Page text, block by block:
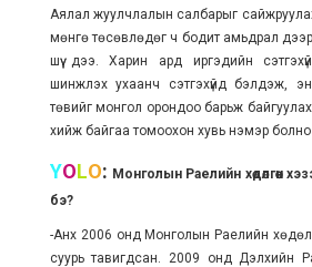
Аялал жуулчлалын салбарыг
мөнгө төсөвлөдөг ч бодит амьдрал
шүү дээ. Харин ард иргэдийн
шинжлэх ухаанч сэтгэхүйд бэлдэж,
төвийг монгол орондоо барьж
хийж байгаа томоохон хувь нэмэр болно
YOLO: Монголын Раелийн хөдөлгөөн
бэ?
-Анх 2006 онд Монголын Раелийн
суурь тавигдсан. 2009 онд Дэлхийн